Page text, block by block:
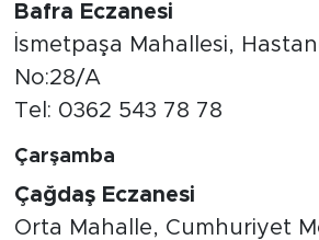
Bafra Eczanesi
İsmetpaşa Mahallesi,
No:28/A
Tel: 0362 543 78 78
Çarşamba
Çağdaş Eczanesi
Orta Mahalle, Cumhuriyet